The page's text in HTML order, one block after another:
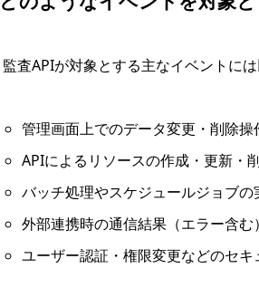
監査APIが対象とする主なイベントに
管理画面上でのデータ変更・削除操
APIによるリソースの作成・更新・
バッチ処理やスケジュールジョブの
外部連携時の通信結果（エラー含む）
ユーザー認証・権限変更などのセ